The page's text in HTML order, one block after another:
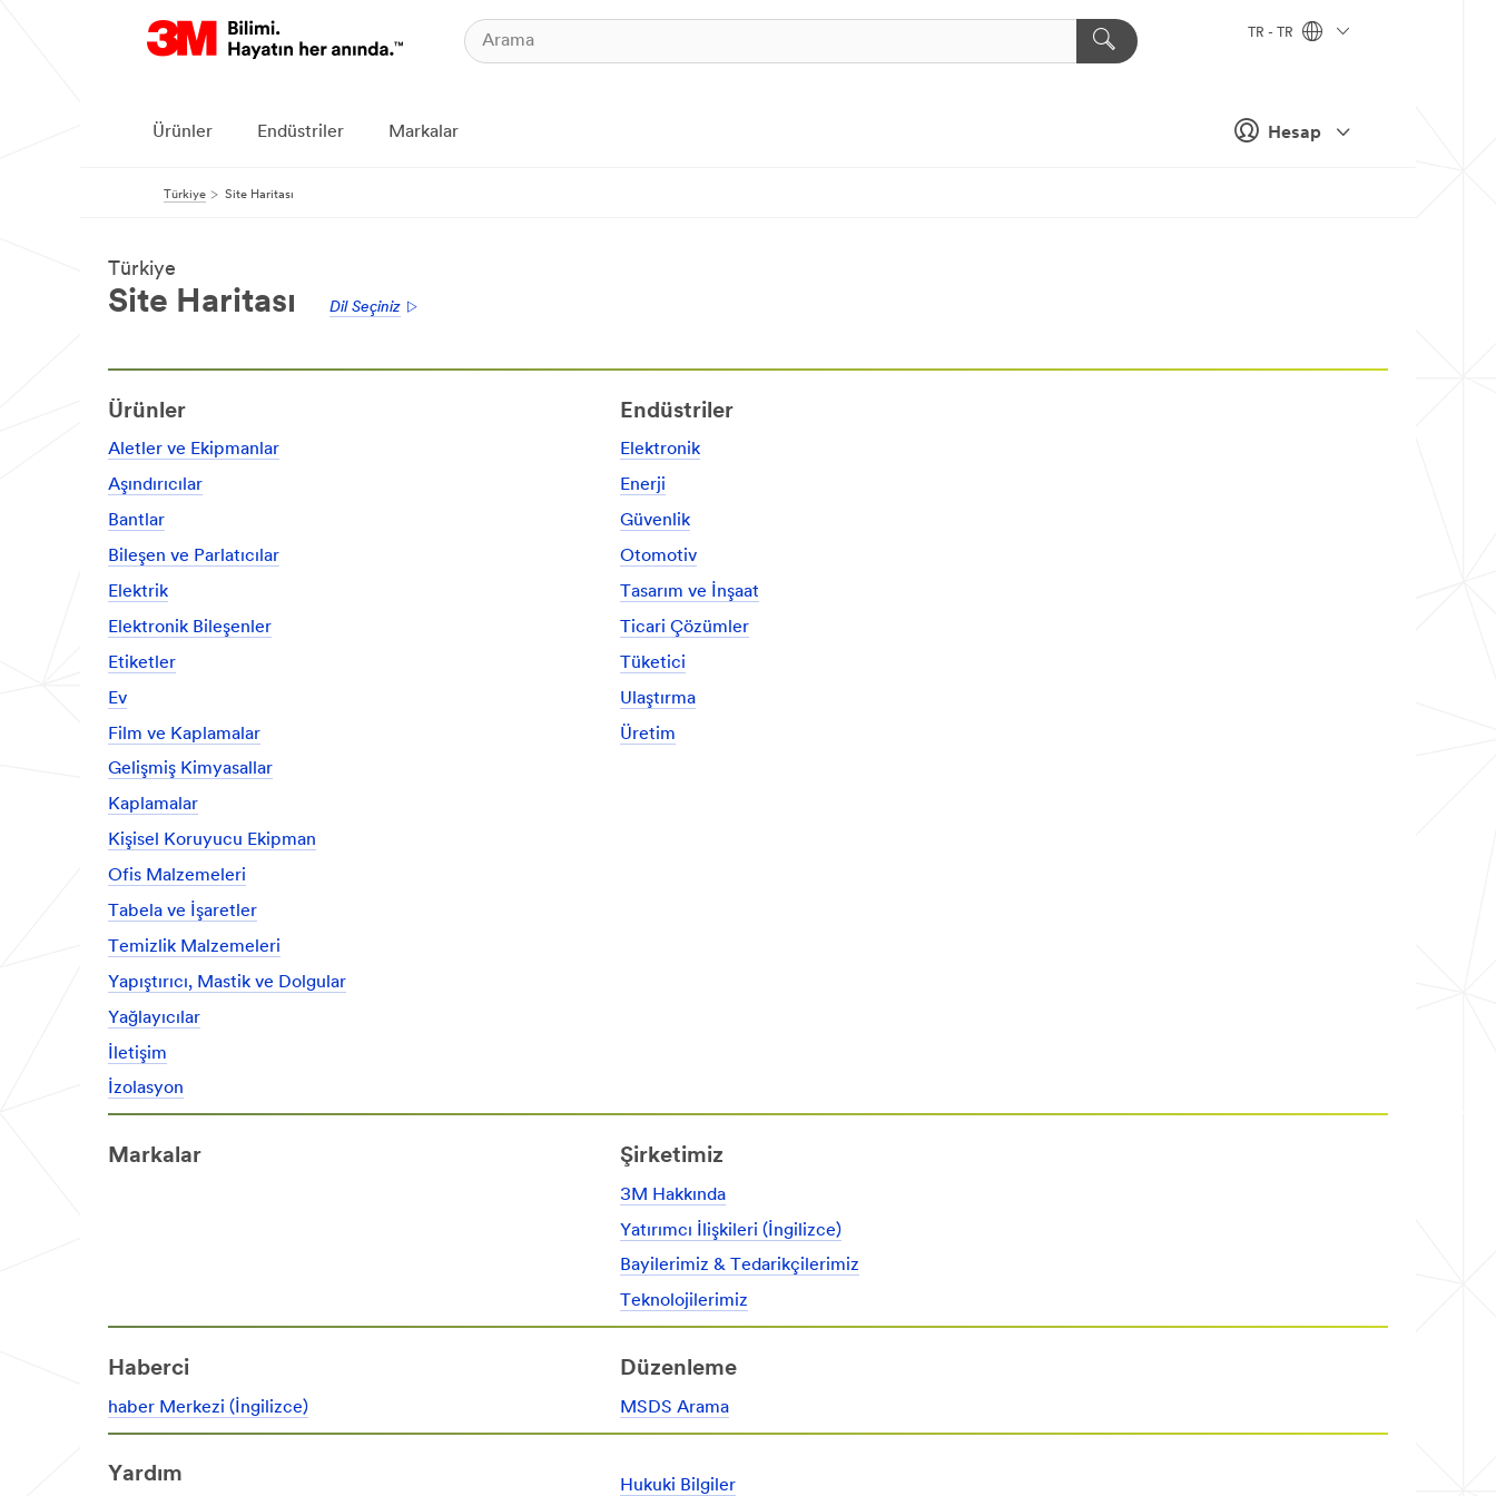
Hesap
TR - TR
Ürünler Endüstriler Markalar
Türkiye Site Haritası
Türkiye
Site Haritası Dil Seçiniz
Ürünler
Aletler ve Ekipmanlar
Aşındırıcılar
Bantlar
Bileşen ve Parlatıcılar
Elektrik
Elektronik Bileşenler
Etiketler
Ev
Film ve Kaplamalar
Gelişmiş Kimyasallar
Kaplamalar
Kişisel Koruyucu Ekipman
Ofis Malzemeleri
Tabela ve İşaretler
Temizlik Malzemeleri
Yapıştırıcı, Mastik ve Dolgular
Yağlayıcılar
İletişim
İzolasyon
Endüstriler
Elektronik
Enerji
Güvenlik
Otomotiv
Tasarım ve İnşaat
Ticari Çözümler
Tüketici
Ulaştırma
Üretim
Markalar Şirketimiz
3M Hakkında
Yatırımcı İlişkileri (İngilizce)
Bayilerimiz & Tedarikçilerimiz
Teknolojilerimiz
Haberci
haber Merkezi (İngilizce)
Düzenleme
MSDS Arama
Yardım Hukuki Bilgiler